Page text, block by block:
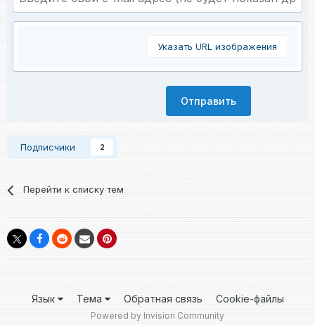
Указать URL изображения
Отправить
Подписчики 2
Перейти к списку тем
Язык Тема Обратная связь Cookie-файлы
Powered by Invision Community